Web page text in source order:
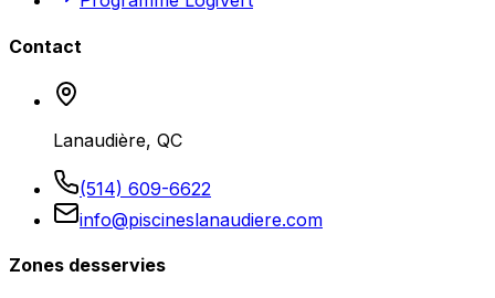
Contact
Lanaudière, QC
(514) 609-6622
info@piscineslanaudiere.com
Zones desservies